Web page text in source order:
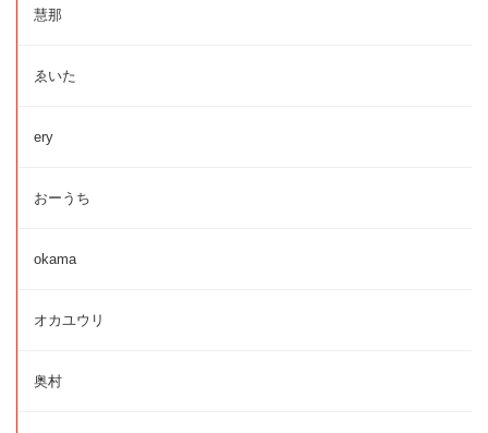
慧那
ゑいた
ery
おーうち
okama
オカユウリ
奥村